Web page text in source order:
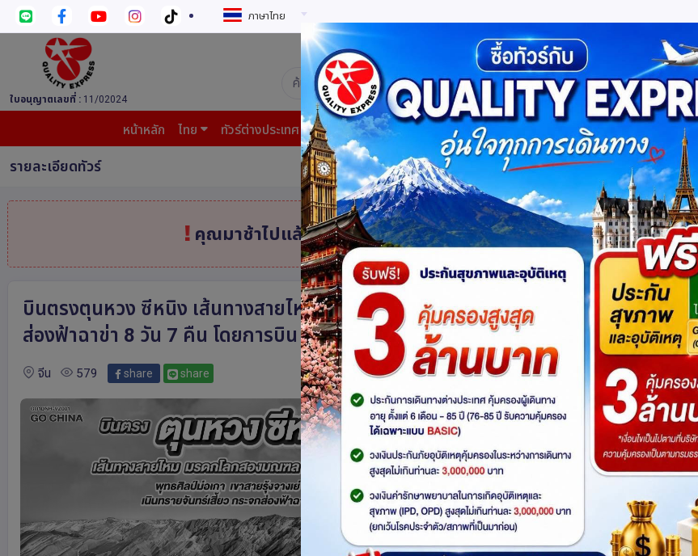
ภาษาไทย
ใบอนุญาตเลขที่ : 11/02024
บริษัท ควอลิตี้ เอ็กซ์เพรส จำกัด ผู้เชี่ยวชาญด้านการท่องเที่ยว ทัวร์ ในประเทศ และ ต่างประ
หน้าหลัก ไทย ทัวร์ต่างประเทศ บินต้นทาง แพ็กเกจทัวร์ บัตรเข้าชม JR Pass เรือสำราญ
รายละเอียดทัวร์
คุณมาช้าไปแล้ว สินค้าหมดแล้วค่ะแต่ไม่ต้องห่วง! สอบถามสินค้าคล้า
บินตรงตุนหวง ซีหนิง เส้นทางสายไหม มรดกโลกสองมณฑล กานซู ชิงไห่ พุทธศิลป์ม่อเก
ส่องฟ้าฉาข่า 8 วัน 7 คืน โดยการบิน ไทย เวียตเจ๊ต (VZ)
จีน 579 share share โปร
Sold Out ดูโปรแกร
รหัสทัวร์ : GO1DHN-VZ001
รถ
Product : Go365Travel
เส้นทาง :ตุนหวง ซีหนิงจางเย่